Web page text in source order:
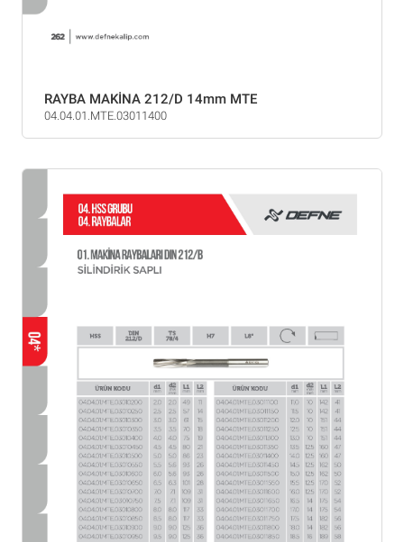
RAYBA MAKİNA 212/D 14mm MTE
04.04.01.MTE.03011400